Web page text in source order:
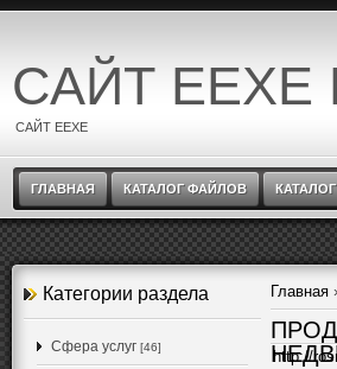
САЙТ
САЙТ EEXE
ГЛАВНАЯ КАТАЛОГ ФАЙЛОВ
Категории раздела
Cфера услуг [46]
Главная
http://